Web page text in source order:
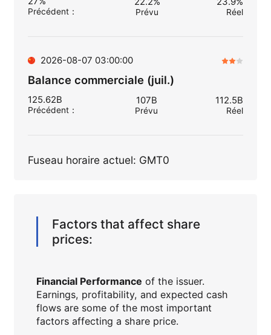
Précédent： Prévu Réel
2026-08-07 03:00:00
Balance commerciale (juil.)
125.62B
Précédent：
107B
Prévu
112.5B
Réel
Fuseau horaire actuel: GMT0
Factors that affect share
prices:
Financial Performance of the issuer.
Earnings, profitability, and expected cash
flows are some of the most important
factors affecting a share price.